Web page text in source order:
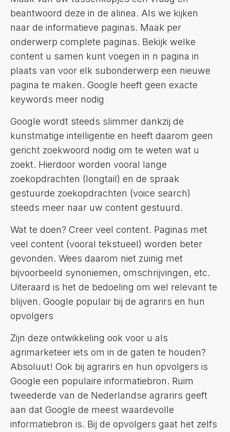
beantwoord deze in de alinea. Als we kijken
naar de informatieve paginas. Maak per
onderwerp complete paginas. Bekijk welke
content u samen kunt voegen in n pagina in
plaats van voor elk subonderwerp een nieuwe
pagina te maken. Google heeft geen exacte
keywords meer nodig
Google wordt steeds slimmer dankzij de
kunstmatige intelligentie en heeft daarom geen
gericht zoekwoord nodig om te weten wat u
zoekt. Hierdoor worden vooral lange
zoekopdrachten (longtail) en de spraak
gestuurde zoekopdrachten (voice search)
steeds meer naar uw content gestuurd.
Wat te doen? Creer veel content. Paginas met
veel content (vooral tekstueel) worden beter
gevonden. Wees daarom niet zuinig met
bijvoorbeeld synoniemen, omschrijvingen, etc.
Uiteraard is het de bedoeling om wel relevant te
blijven. Google populair bij de agrarirs en hun
opvolgers
Zijn deze ontwikkeling ook voor u als
agrimarketeer iets om in de gaten te houden?
Absoluut! Ook bij agrarirs en hun opvolgers is
Google een populaire informatiebron. Ruim
tweederde van de Nederlandse agrarirs geeft
aan dat Google de meest waardevolle
informatiebron is. Bij de opvolgers gaat het zelfs